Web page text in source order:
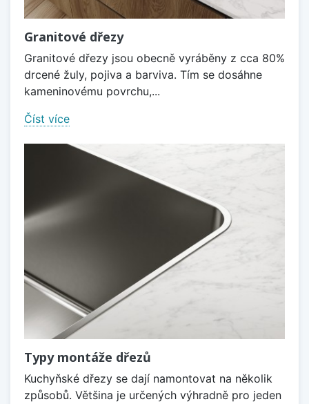
Granitové dřezy
Granitové dřezy jsou obecně vyráběny z cca 80%
drcené žuly, pojiva a barviva. Tím se dosáhne
kameninovému povrchu,...
Číst více
Typy montáže dřezů
Kuchyňské dřezy se dají namontovat na několik
způsobů. Většina je určených výhradně pro jeden